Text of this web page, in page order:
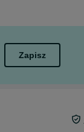
Zapisz